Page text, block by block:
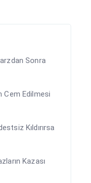
Sonra
Cem Edilmesi
Kıldırırsa
Kazası